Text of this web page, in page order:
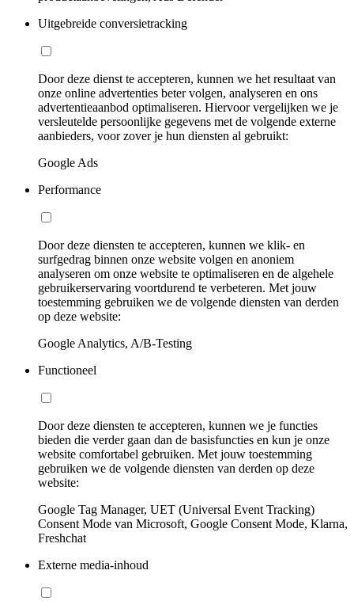
Uitgebreide conversietracking
Door deze dienst te accepteren, kunnen we het resultaat van
onze online advertenties beter volgen, analyseren en ons
advertentieaanbod optimaliseren. Hiervoor vergelijken we je
versleutelde persoonlijke gegevens met de volgende externe
aanbieders, voor zover je hun diensten al gebruikt:
Google Ads
Performance
Door deze diensten te accepteren, kunnen we klik- en
surfgedrag binnen onze website volgen en anoniem
analyseren om onze website te optimaliseren en de algehele
gebruikerservaring voortdurend te verbeteren. Met jouw
toestemming gebruiken we de volgende diensten van derden
op deze website:
Google Analytics, A/B-Testing
Functioneel
Door deze diensten te accepteren, kunnen we je functies
bieden die verder gaan dan de basisfuncties en kun je onze
website comfortabel gebruiken. Met jouw toestemming
gebruiken we de volgende diensten van derden op deze
website:
Google Tag Manager, UET (Universal Event Tracking)
Consent Mode van Microsoft, Google Consent Mode, Klarna,
Freshchat
Externe media-inhoud